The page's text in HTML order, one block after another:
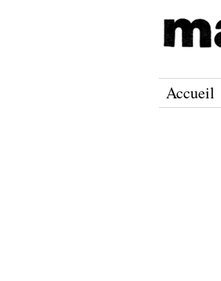
Accueil